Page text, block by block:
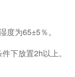
为65±5％。
下放置2h以上。